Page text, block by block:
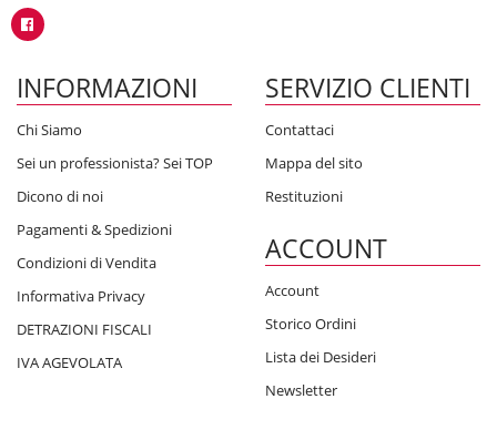
INFORMAZIONI
Chi Siamo
Sei un professionista? Sei TOP
Dicono di noi
Pagamenti & Spedizioni
Condizioni di Vendita
Informativa Privacy
DETRAZIONI FISCALI
IVA AGEVOLATA
SERVIZIO CLIENTI
Contattaci
Mappa del sito
Restituzioni
ACCOUNT
Account
Storico Ordini
Lista dei Desideri
Newsletter